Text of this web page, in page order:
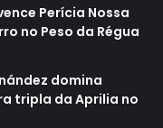
Perícia Nossa
no Peso da Régua
domina
tripla da Aprilia no